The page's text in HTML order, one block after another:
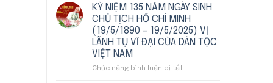
HALAL
&
HÀNH
TRÌNH
VƯƠN
NAM
BƯỚC
VÀO
KỶ
NGUYÊN
KỶ NIỆM 135 NĂM NGÀY SINH
CHỦ TỊCH HỒ CHÍ MINH
(19/5/1890 – 19/5/2025) VỊ
LÃNH TỤ VĨ ĐẠI CỦA DÂN TỘC
VIỆT NAM
Chức năng bình luận bị tắt